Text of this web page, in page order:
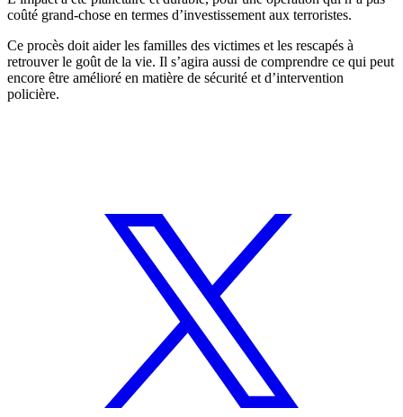
coûté grand-chose en termes d’investissement aux terroristes.
Ce procès doit aider les familles des victimes et les rescapés à
retrouver le goût de la vie. Il s’agira aussi de comprendre ce qui peut
encore être amélioré en matière de sécurité et d’intervention
policière.